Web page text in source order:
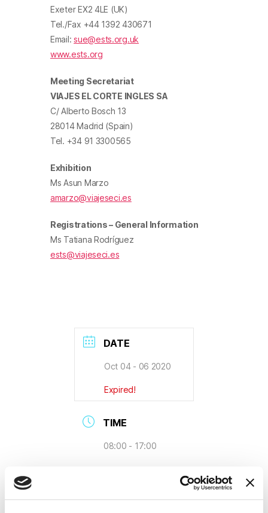
Exeter EX2 4LE (UK)
Tel./Fax +44 1392 430671
Email:sue@ests.org.uk
www.ests.org
Meeting Secretariat
VIAJES EL CORTE INGLES SA
C/ Alberto Bosch 13
28014 Madrid (Spain)
​Tel. +34 91 3300565
Exhibition
Ms Asun Marzo
amarzo@viajeseci.es
Registrations – General Information
Ms Tatiana Rodríguez
ests@viajeseci.es
DATE
Oct 04 - 06 2020
Expired!
TIME
08:00 - 17:00
Read More